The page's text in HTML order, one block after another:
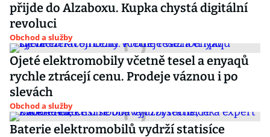
přijde do Alzaboxu. Kupka chystá digitální
revoluci
Obchod a služby
Ojeté elektromobily včetně tesel a enyaqů
rychle ztrácejí cenu. Prodeje váznou i po
slevách
Obchod a služby
Baterie elektromobilů vydrží statisíce